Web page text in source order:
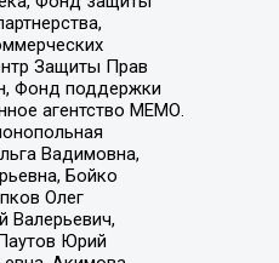
Защиты Прав
Фонд поддержки
агентство МЕМО.
Вадимовна,
Бойко
Олег
Валерьевич,
Юрий